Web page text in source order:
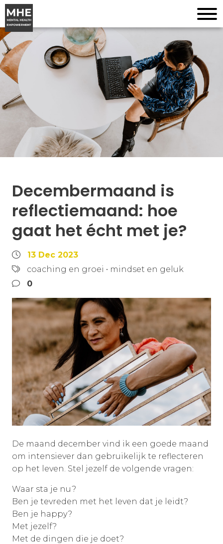
Decembermaand is
reflectiemaand: hoe
gaat het écht met je?
13 Dec 2023
coaching en groei • mindset en geluk
0
De maand december vind ik een goede maand
om intensiever dan gebruikelijk te reflecteren
op het leven. Stel jezelf de volgende vragen:
Waar sta je nu?
Ben je tevreden met het leven dat je leidt?
Ben je happy?
Met jezelf?
Met de dingen die je doet?